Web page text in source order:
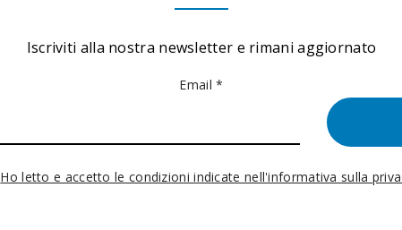
Iscriviti alla nostra newsletter e rimani aggiornato
Email *
Ho letto e accetto le condizioni indicate nell'informativa sulla